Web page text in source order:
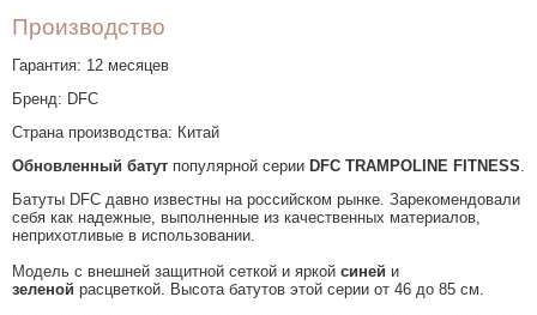
Производство
Гарантия: 12 месяцев
Бренд: DFC
Страна производства: Китай
Обновленный батут популярной серии DFC TRAMPOLINE FITNESS.
Батуты DFC давно известны на российском рынке. Зарекомендовали
себя как надежные, выполненные из качественных материалов,
неприхотливые в использовании.
Модель с внешней защитной сеткой и яркой синей и
зеленой расцветкой. Высота батутов этой серии от 46 до 85 см.